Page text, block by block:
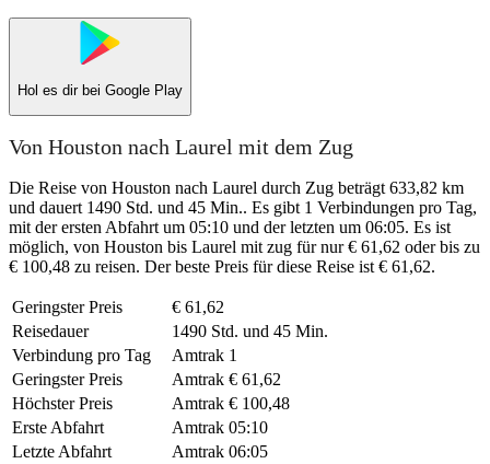
Hol es dir bei Google Play
Von Houston nach Laurel mit dem Zug
Die Reise von Houston nach Laurel durch Zug beträgt 633,82 km
und dauert 1490 Std. und 45 Min.. Es gibt 1 Verbindungen pro Tag,
mit der ersten Abfahrt um 05:10 und der letzten um 06:05. Es ist
möglich, von Houston bis Laurel mit zug für nur € 61,62 oder bis zu
€ 100,48 zu reisen. Der beste Preis für diese Reise ist € 61,62.
Geringster Preis
€ 61,62
Reisedauer
1490 Std. und 45 Min.
Verbindung pro Tag
Amtrak 1
Geringster Preis
Amtrak € 61,62
Höchster Preis
Amtrak € 100,48
Erste Abfahrt
Amtrak 05:10
Letzte Abfahrt
Amtrak 06:05